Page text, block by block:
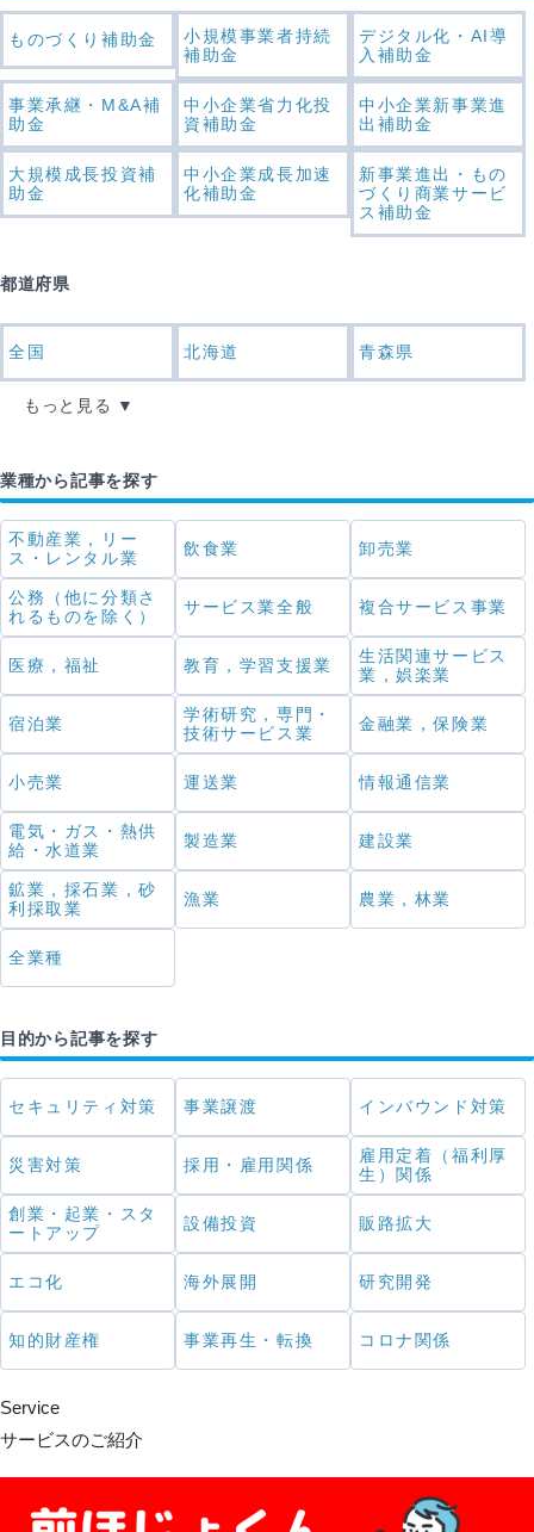
ものづくり補助金
小規模事業者持続
補助金
デジタル化・AI導
入補助金
事業承継・M&A補
助金
中小企業省力化投
資補助金
中小企業新事業進
出補助金
大規模成長投資補
助金
中小企業成長加速
化補助金
新事業進出・もの
づくり商業サービ
ス補助金
都道府県
全国 北海道 青森県
もっと見る
業種から記事を探す
不動産業，リー
ス・レンタル業
飲食業 卸売業
公務（他に分類さ
れるものを除く）
サービス業全般 複合サービス事業
医療，福祉 教育，学習支援業
生活関連サービス
業，娯楽業
宿泊業
学術研究，専門・
技術サービス業
金融業，保険業
小売業 運送業 情報通信業
電気・ガス・熱供
給・水道業
製造業 建設業
鉱業，採石業，砂
利採取業
漁業 農業，林業
全業種
目的から記事を探す
セキュリティ対策 事業譲渡 インバウンド対策
災害対策 採用・雇用関係
雇用定着（福利厚
生）関係
創業・起業・スタ
ートアップ
設備投資 販路拡大
エコ化 海外展開 研究開発
知的財産権 事業再生・転換 コロナ関係
Service
サービスのご紹介